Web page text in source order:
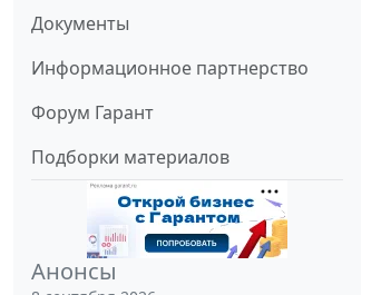
Документы
Информационное партнерство
Форум Гарант
Подборки материалов
Анонсы